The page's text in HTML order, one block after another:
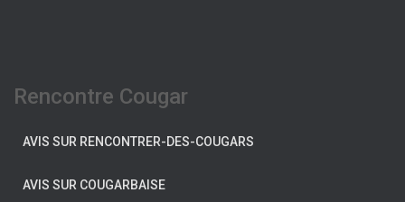
Rencontre Cougar
AVIS SUR RENCONTRER-DES-COUGARS
AVIS SUR COUGARBAISE